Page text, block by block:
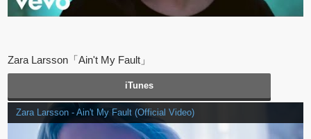
Zara Larsson「Ain't My Fault」
iTunes
Zara Larsson - Ain't My Fault (Official Video)